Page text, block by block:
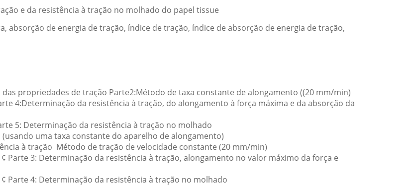
e da resistência à tração no molhado do papel tissue
de energia de tração, índice de tração, índice de absorção de energia de tração,
das propriedades de tração Parte2:Método de taxa constante de alongamento ((20 mm/min)
4:Determinação da resistência à tração, do alongamento à força máxima e da absorção da
5: Determinação da resistência à tração no molhado
uma taxa constante do aparelho de alongamento)
à tração ️ Método de tração de velocidade constante (20 mm/min)
Parte 3: Determinação da resistência à tração, alongamento no valor máximo da força e
Parte 4: Determinação da resistência à tração no molhado